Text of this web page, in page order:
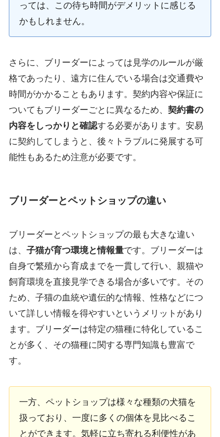
っては、この待ち時間がデメリットに感じる
かもしれません。
さらに、ブリーダーによっては見学のルールが厳
格であったり、遠方に住んでいる場合は交通費や
時間がかかることもあります。契約内容や保証に
ついてもブリーダーごとに異なるため、 契約書の
内容をしっかりと確認する必要があります。安易
に契約してしまうと、後々トラブルに発展する可
能性もあるため注意が必要です。
ブリーダーとペットショップの違い
ブリーダーとペットショップの最も大きな違い
は、 子猫が育つ環境と情報量です。ブリーダーは
自身で繁殖から育成までを一貫して行い、親猫や
飼育環境を直接見学できる場合が多いです。その
ため、子猫の血統や遺伝的な情報、性格などにつ
いて詳しい情報を得やすいというメリットがあり
ます。ブリーダーは特定の猫種に特化しているこ
とが多く、その猫種に関する専門知識も豊富で
す。
一方、ペットショップは様々な種類の犬猫を
扱っており、一度に多くの個体を見比べるこ
とができます。気軽に立ち寄れる利便性があ